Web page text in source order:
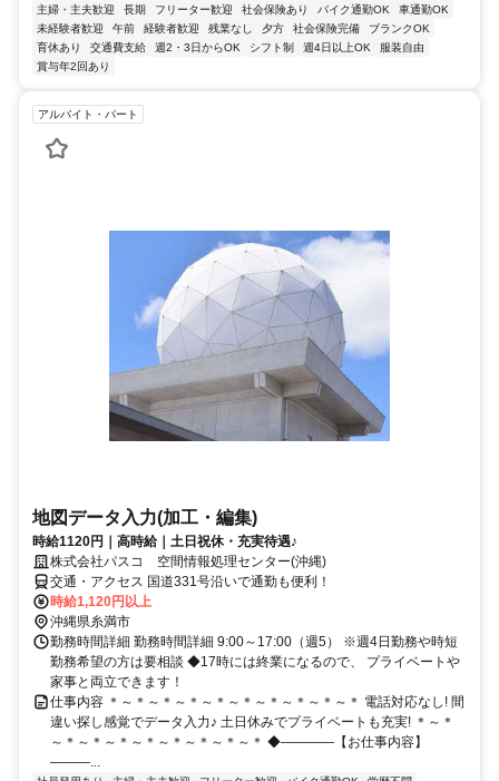
主婦・主夫歓迎 長期 フリーター歓迎 社会保険あり バイク通勤OK
車通勤OK
未経験者歓迎
午前 経験者歓迎 残業なし 夕方 社会保険完備
ブランクOK
育休あり
交通費支給 週2・3日からOK シフト制 週4日以上OK
服装自由
賞与年2回あり
アルバイト・パート
地図データ入力(加工・編集)
時給1120円｜高時給｜土日祝休・充実待遇♪
株式会社パスコ 空間情報処理センター(沖縄)
交通・アクセス 国道331号沿いで通勤も便利！
時給1,120円以上
沖縄県糸満市
勤務時間詳細 勤務時間詳細 9:00～17:00（週5） ※週4日勤務や時短
勤務希望の方は要相談 ◆17時には終業になるので、 プライベートや
家事と両立できます！
仕事内容 ＊～＊～＊～＊～＊～＊～＊～＊～＊～＊ 電話対応なし! 間
違い探し感覚でデータ入力♪ 土日休みでプライベートも充実! ＊～＊
～＊～＊～＊～＊～＊～＊～＊～＊ ◆――――【お仕事内容】
―――...